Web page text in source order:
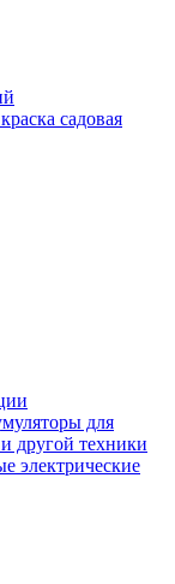
садовая
для
другой техники
электрические